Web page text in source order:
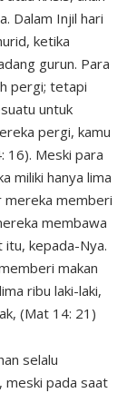
Dalam Injil hari
ketika
gurun. Para
pergi; tetapi
untuk
pergi, kamu
16). Meski para
miliki hanya lima
mereka memberi
membawa
itu, kepada-Nya.
makan
ribu laki-laki,
(Mat 14: 21)
selalu
meski pada saat